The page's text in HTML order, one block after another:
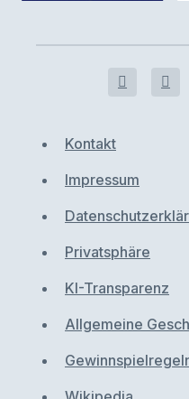
Kontakt
Impressum
Privatsphäre
KI-Transparenz
Allgemeine